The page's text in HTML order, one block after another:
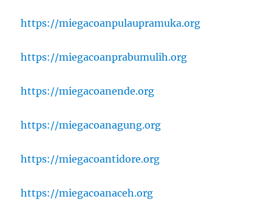
https://miegacoanpulaupramuka.org
https://miegacoanprabumulih.org
https://miegacoanende.org
https://miegacoanagung.org
https://miegacoantidore.org
https://miegacoanaceh.org